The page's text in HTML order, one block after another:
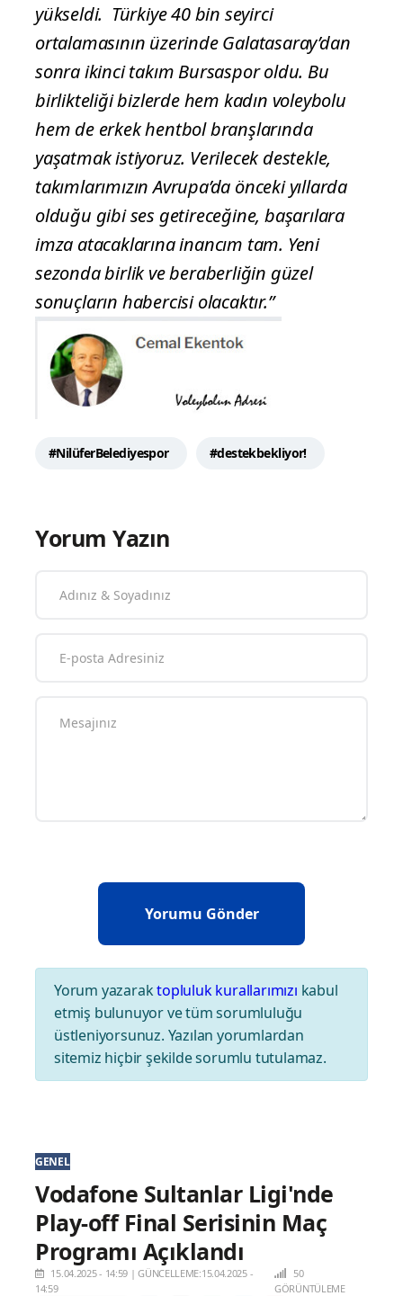
yükseldi. Türkiye 40 bin seyirci
ortalamasının üzerinde Galatasaray’dan
sonra ikinci takım Bursaspor oldu. Bu
birlikteliği bizlerde hem kadın voleybolu
hem de erkek hentbol branşlarında
yaşatmak istiyoruz. Verilecek destekle,
takımlarımızın Avrupa’da önceki yıllarda
olduğu gibi ses getireceğine, başarılara
imza atacaklarına inancım tam. Yeni
sezonda birlik ve beraberliğin güzel
sonuçların habercisi olacaktır.”
#NilüferBelediyespor #destekbekliyor!
Yorum Yazın
Yorum yazaraktopluluk kurallarımızı kabul
etmiş bulunuyor ve tüm sorumluluğu
üstleniyorsunuz. Yazılan yorumlardan
sitemiz hiçbir şekilde sorumlu tutulamaz.
GENEL
Vodafone Sultanlar Ligi'nde
Play-off Final Serisinin Maç
Programı Açıklandı
15.04.2025 - 14:59 |GÜNCELLEME:15.04.2025 -
14:59
50
GÖRÜNTÜLEME